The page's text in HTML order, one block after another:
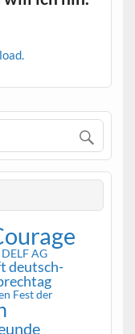
DELF AG
deutsch-
Fest der